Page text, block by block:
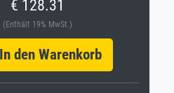
€ 128.31
(Enthält 19% MwSt.)
den Warenkorb